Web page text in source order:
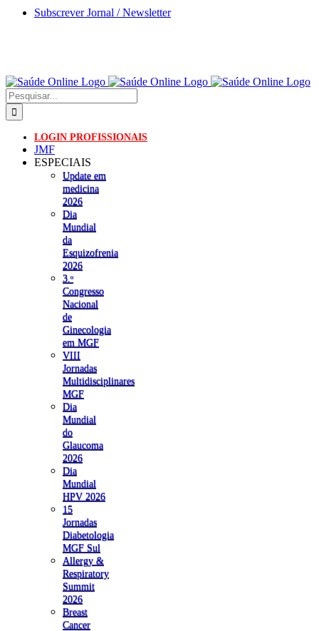
Skip
Subscrever Jornal / Newsletter
Pesquisar
LOGIN PROFISSIONAIS
JMF
ESPECIAIS
Update em
medicina
2026
Dia
Mundial
da
Esquizofrenia
2026
3.ᵒ
Congresso
Nacional
de
Ginecologia
em MGF
VIII
Jornadas
Multidisciplinares
MGF
Dia
Mundial
do
Glaucoma
2026
Dia
Mundial
HPV 2026
15
Jornadas
Diabetologia
MGF Sul
Allergy &
Respiratory
Summit
2026
Breast
Cancer